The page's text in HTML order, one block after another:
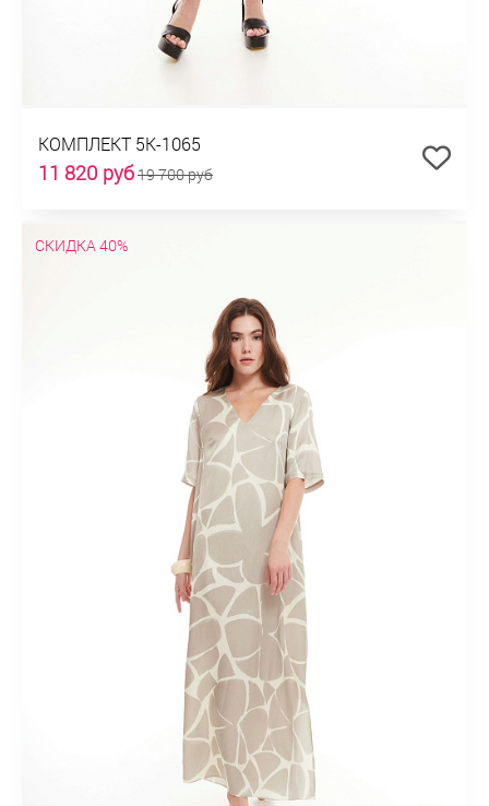
КОМПЛЕКТ 5К-1065
11 820 руб19 700 руб
СКИДКА 40%